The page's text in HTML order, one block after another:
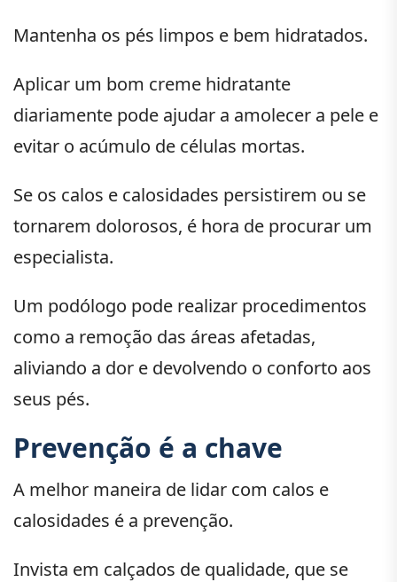
Mantenha os pés limpos e bem hidratados.
Aplicar um bom creme hidratante
diariamente pode ajudar a amolecer a pele e
evitar o acúmulo de células mortas.
Se os calos e calosidades persistirem ou se
tornarem dolorosos, é hora de procurar um
especialista.
Um podólogo pode realizar procedimentos
como a remoção das áreas afetadas,
aliviando a dor e devolvendo o conforto aos
seus pés.
Prevenção é a chave
A melhor maneira de lidar com calos e
calosidades é a prevenção.
Invista em calçados de qualidade, que se